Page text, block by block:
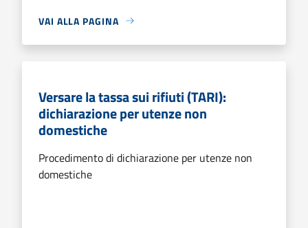
VAI ALLA PAGINA
Versare la tassa sui rifiuti (TARI):
dichiarazione per utenze non
domestiche
Procedimento di dichiarazione per utenze non
domestiche